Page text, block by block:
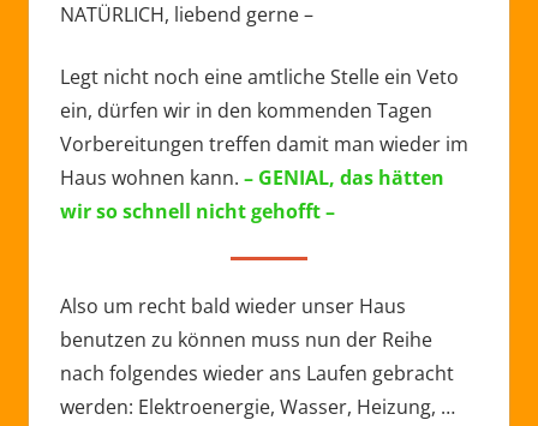
NATÜRLICH, liebend gerne –
Legt nicht noch eine amtliche Stelle ein Veto
ein, dürfen wir in den kommenden Tagen
Vorbereitungen treffen damit man wieder im
Haus wohnen kann. – GENIAL, das hätten
wir so schnell nicht gehofft –
Also um recht bald wieder unser Haus
benutzen zu können muss nun der Reihe
nach folgendes wieder ans Laufen gebracht
werden: Elektroenergie, Wasser, Heizung, …